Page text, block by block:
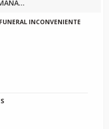
INCONVENIENTE